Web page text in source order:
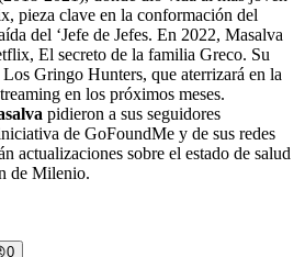
pieza clave en la conformación del
del ‘Jefe de Jefes. En 2022, Masalva
El secreto de la familia Greco. Su
Gringo Hunters, que aterrizará en la
en los próximos meses.
pidieron a sus seguidores
de GoFoundMe y de sus redes
actualizaciones sobre el estado de salud
de Milenio.
0